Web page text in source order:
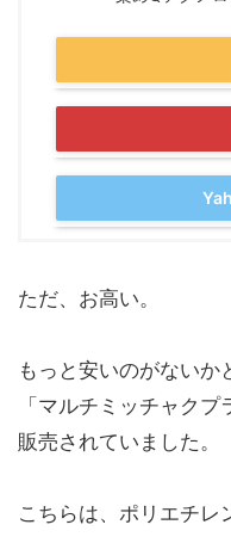
ただ、お高い。
もっと安いのがないか
「マルチミッチャク
販売されていました。
こちらは、ポリエチレ